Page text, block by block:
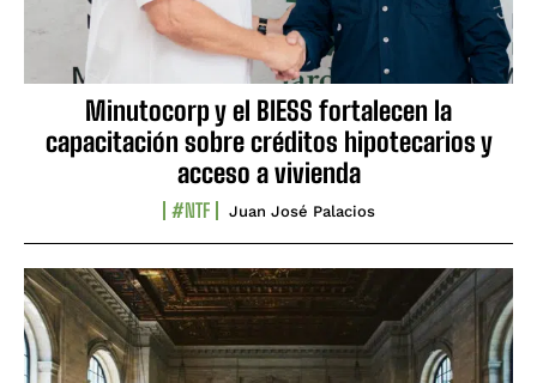
Minutocorp y el BIESS fortalecen la
capacitación sobre créditos hipotecarios y
acceso a vivienda
#NTF Juan José Palacios